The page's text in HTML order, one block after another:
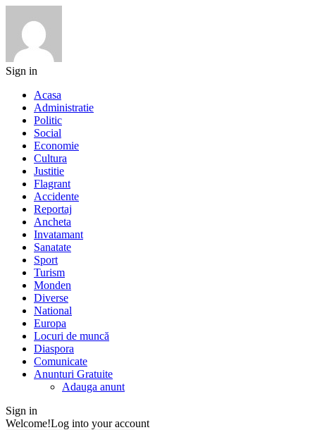
Sign in
Acasa
Administratie
Politic
Social
Economie
Cultura
Justitie
Flagrant
Accidente
Reportaj
Ancheta
Invatamant
Sanatate
Sport
Turism
Monden
Diverse
National
Europa
Locuri de muncă
Diaspora
Comunicate
Anunturi Gratuite
Adauga anunt
Sign in
Welcome!Log into your account